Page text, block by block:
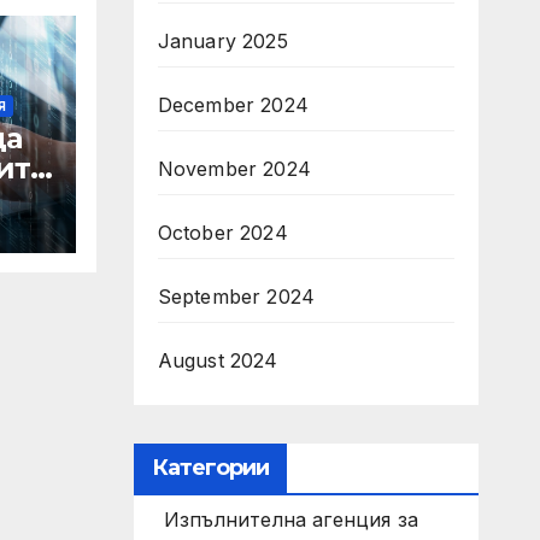
January 2025
December 2024
November 2024
October 2024
September 2024
August 2024
Категории
Изпълнителна агенция за